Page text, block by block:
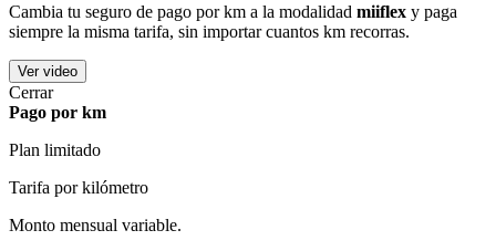
Cambia tu seguro de pago por km a la modalidad miiflex y paga
siempre la misma tarifa, sin importar cuantos km recorras.
Ver video
Cerrar
Pago por km
Plan limitado
Tarifa por kilómetro
Monto mensual variable.